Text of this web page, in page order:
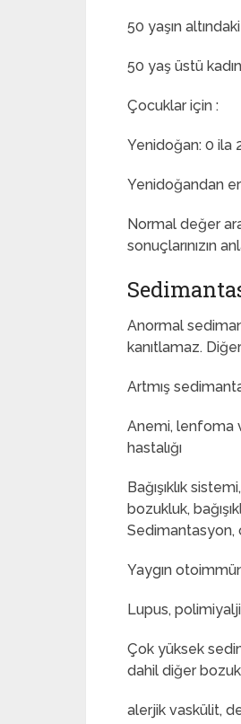
50 yaşın
50 yaş üstü
Çocuklar için :
Yenidoğan: 0 ila
Yenidoğandan
Normal değer
sonuçlarınızın
Anormal
kanıtlamaz.
Artmış
Anemi, lenfoma
hastalığı
Bağışıklık
bozukluk,
Sedimantasyon,
Yaygın
Lupus,
Çok yüksek
dahil diğer
alerjik vaskülit,